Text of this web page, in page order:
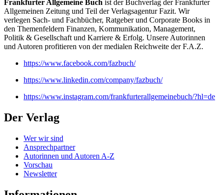
Frankfurter Allgemeine Buch ist der Buchverlag der Frankfurter
Allgemeinen Zeitung und Teil der Verlagsagentur Fazit. Wir
verlegen Sach- und Fachbücher, Ratgeber und Corporate Books in
den Themenfeldern Finanzen, Kommunikation, Management,
Politik & Gesellschaft und Karriere & Erfolg. Unsere Autorinnen
und Autoren profitieren von der medialen Reichweite der F.A.Z.
https://www.facebook.com/fazbuch/
https://www.linkedin.com/company/fazbuch/
https://www.instagram.com/frankfurterallgemeinebuch/?hl=de
Der Verlag
Wer wir sind
Ansprechpartner
Autorinnen und Autoren A-Z
Vorschau
Newsletter